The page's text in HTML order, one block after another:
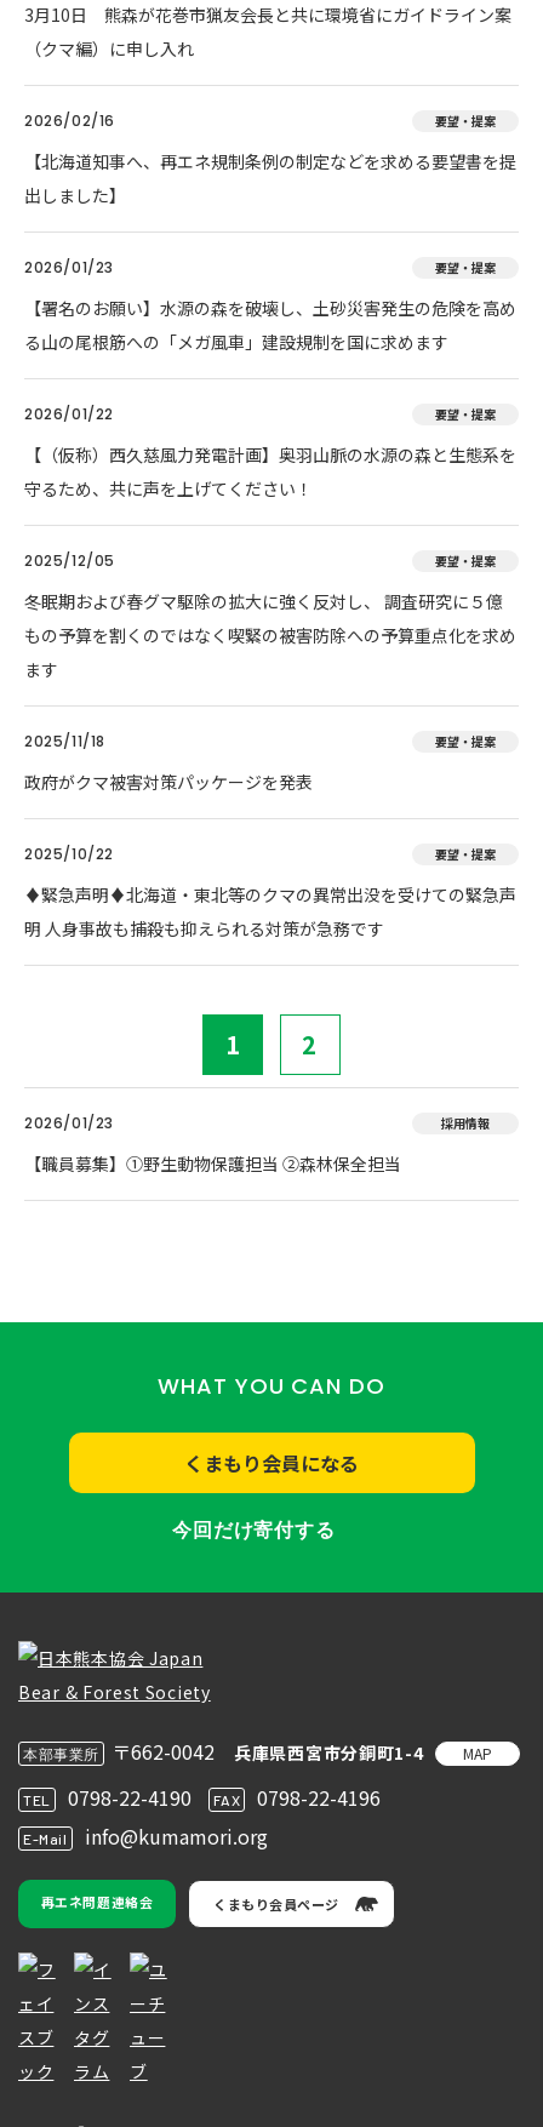
3月10日 熊森が花巻市猟友会長と共に環境省にガイドライン案
（クマ編）に申し入れ
2026/02/16 要望・提案
【北海道知事へ、再エネ規制条例の制定などを求める要望書を提
出しました】
2026/01/23 要望・提案
【署名のお願い】水源の森を破壊し、土砂災害発生の危険を高め
る山の尾根筋への「メガ風車」建設規制を国に求めます
2026/01/22 要望・提案
【（仮称）西久慈風力発電計画】奥羽山脈の水源の森と生態系を
守るため、共に声を上げてください！
2025/12/05 要望・提案
冬眠期および春グマ駆除の拡大に強く反対し、 調査研究に５億
もの予算を割くのではなく喫緊の被害防除への予算重点化を求め
ます
2025/11/18 要望・提案
政府がクマ被害対策パッケージを発表
2025/10/22 要望・提案
♦️緊急声明♦️北海道・東北等のクマの異常出没を受けての緊急声
明 人身事故も捕殺も抑えられる対策が急務です
1 2
2026/01/23 採用情報
【職員募集】①野生動物保護担当 ②森林保全担当
WHAT YOU CAN DO
くまもり会員になる
今回だけ寄付する
本部事業所 〒662-0042 兵庫県西宮市分銅町1-4 MAP
TEL 0798-22-4190 FAX 0798-22-4196
E-Mail info@kumamori.org
再エネ問題連絡会 くまもり会員ページ